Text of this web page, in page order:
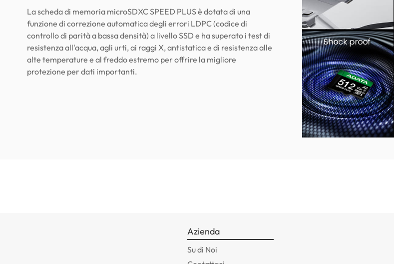
La scheda di memoria microSDXC SPEED PLUS è dotata di una
funzione di correzione automatica degli errori LDPC (codice di
controllo di parità a bassa densità) a livello SSD e ha superato i test di
resistenza all'acqua, agli urti, ai raggi X, antistatica e di resistenza alle
alte temperature e al freddo estremo per offrire la migliore
protezione per dati importanti.
Azienda
Su di Noi